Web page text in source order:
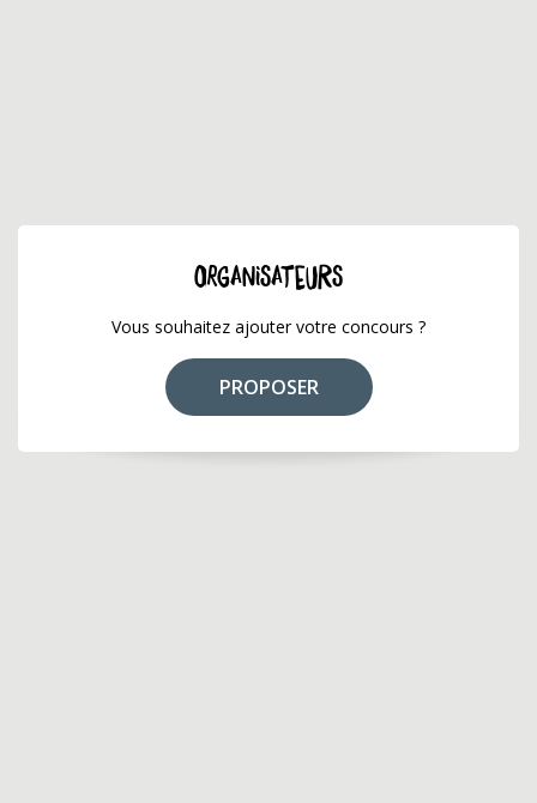
ORGANISATEURS
Vous souhaitez ajouter votre concours ?
PROPOSER